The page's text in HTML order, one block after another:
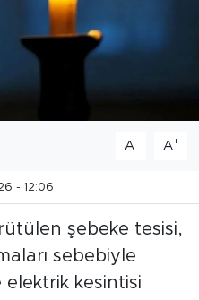
A- A+
- 12:06
şebeke tesisi,
sebebiyle
elektrik kesintisi